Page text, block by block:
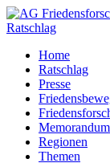
Home
Ratschlag
Presse
Memorandum
Regionen
Themen